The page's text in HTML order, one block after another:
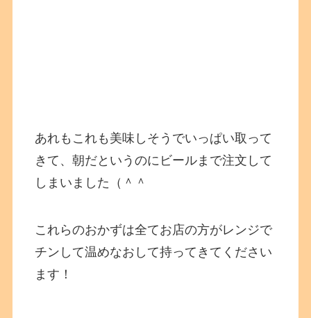
あれもこれも美味しそうでいっぱい取って
きて、朝だというのにビールまで注文して
しまいました（＾＾
これらのおかずは全てお店の方がレンジで
チンして温めなおして持ってきてください
ます！